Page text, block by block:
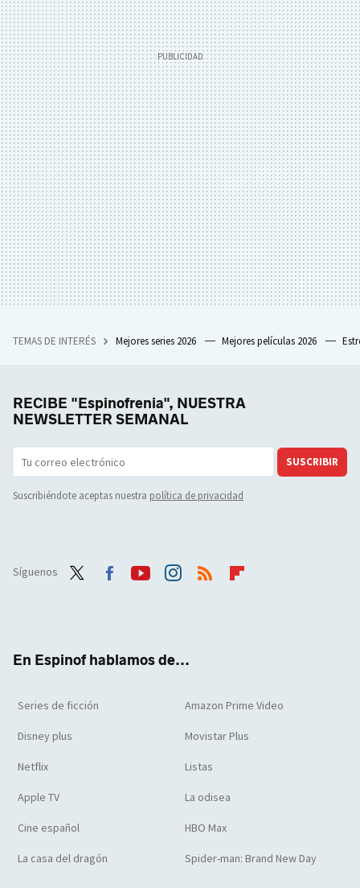
TEMAS DE INTERÉS Mejores series 2026 Mejores películas 2026
RECIBE "Espinofrenia", NUESTRA
NEWSLETTER SEMANAL
SUSCRIBIR
Suscribiéndote aceptas nuestra política de privacidad
Síguenos
En Espinof hablamos de...
Series de ficción Amazon Prime Video
Disney plus Movistar Plus
Netflix Listas
Apple TV La odisea
Cine español HBO Max
La casa del dragón Spider-man: Brand New Day